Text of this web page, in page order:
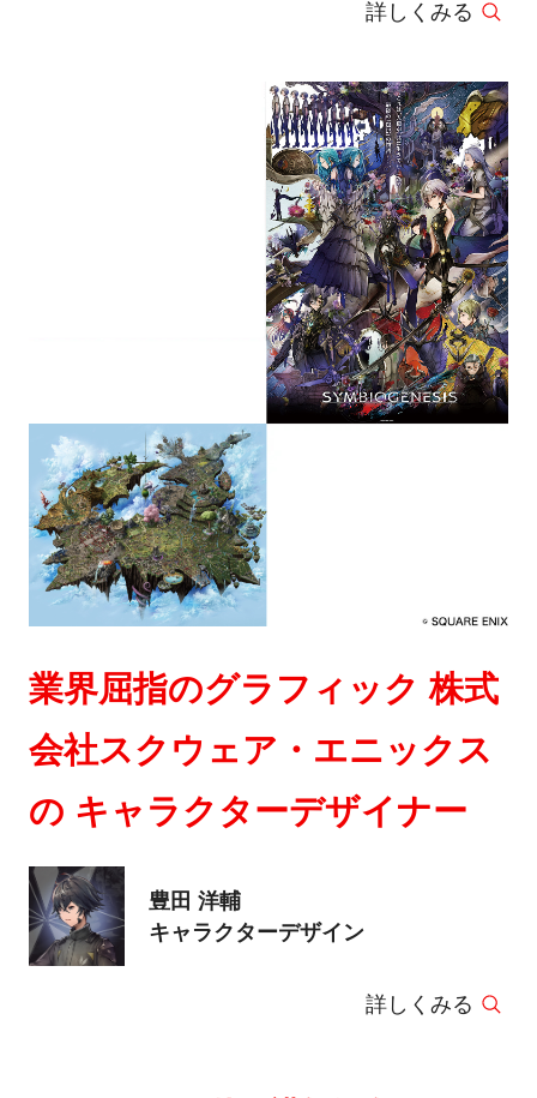
詳しくみる
業界屈指のグラフィック 株式
会社スクウェア・エニックス
の キャラクターデザイナー
豊田 洋輔
キャラクターデザイン
詳しくみる